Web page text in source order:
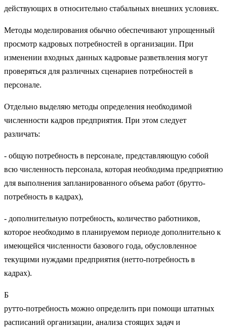
действующих в относительно стабальных внешних условиях.
Методы моделирования обычно обеспечивают упрощенный
просмотр кадровых потребностей в организации. При
изменении входных данных кадровые разветвления могут
проверяться для различных сценариев потребностей в
персонале.
Отдельно выделяю методы определения необходимой
численности кадров предприятия. При этом следует
различать:
- общую потребность в персонале, представляющую собой
всю численность персонала, которая необходима предприятию
для выполнения запланированного объема работ (брутто-
потребность в кадрах),
- дополнительную потребность, количество работников,
которое необходимо в планируемом периоде дополнительно к
имеющейся численности базового года, обусловленное
текущими нуждами предприятия (нетто-потребность в
кадрах).
Б
рутто-потребность можно определить при помощи штатных
расписаний организации, анализа стоящих задач и